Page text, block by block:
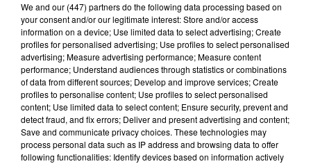
Lecture (2 min 48 sec)
We and our (447) partnersdo the following data processing based on
your consent and/or our legitimate interest: Store and/or access
information on a device; Use limited data to select advertising; Create
profiles for personalised advertising; Use profiles to select personalised
advertising; Measure advertising performance; Measure content
performance; Understand audiences through statistics or combinations
of data from different sources; Develop and improve services; Create
profiles to personalise content; Use profiles to select personalised
content; Use limited data to select content; Ensure security, prevent and
detect fraud, and fix errors; Deliver and present advertising and content;
Save and communicate privacy choices. These technologies may
process personal data such as IP address and browsing data to offer
following functionalities: Identify devices based on information actively